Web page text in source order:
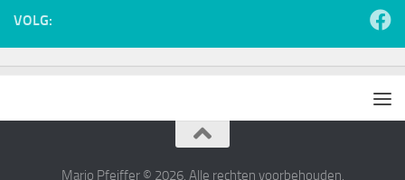
VOLG:
Mario Pfeiffer © 2026. Alle rechten voorbehouden.